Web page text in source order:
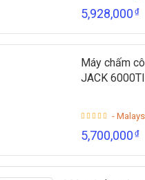
5,928,000₫
Máy chấm
JACK
-
5,700,000₫